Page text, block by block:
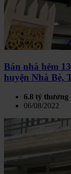
Bán nhà hẻm
huyện Nhà Bè,
6.8 tỷ thương
06/08/2022